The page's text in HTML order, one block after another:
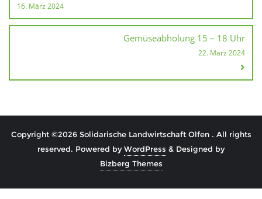
16. März 2024
Gemüseabholung 15 – 18 Uhr
22. März 2024
Copyright ©2026 Solidarische Landwirtschaft Olfen . All rights
reserved. Powered byWordPress & Designed by
Bizberg Themes